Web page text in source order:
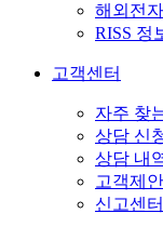
해외전
RISS 정
고객센터
자주 찾
상담 신
상담 내
고객제안
신고센터